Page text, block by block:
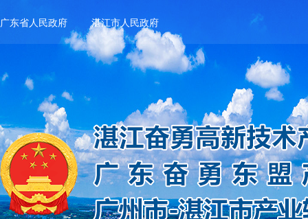
广东省人民政府 湛江市人民政府